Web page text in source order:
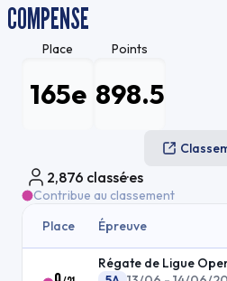
COMPENSE
Place
165e
Points
898.5
2,876 classé·es
Contribue au classement
Place
Épreuve
Régate de Ligue